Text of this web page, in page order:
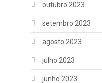
outubro 2023
setembro 2023
agosto 2023
julho 2023
junho 2023